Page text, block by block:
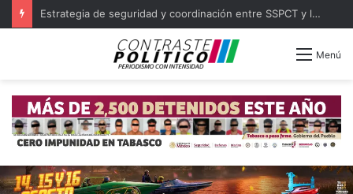
Estrategia de seguridad y coordinación entre SSPCT y las 16 policías municipales de Tabasco
Menú